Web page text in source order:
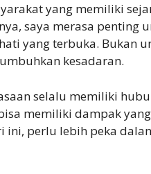
yang memiliki
saya merasa penting
yang terbuka. Bukan
kesadaran.
selalu memiliki
memiliki dampak
perlu lebih peka